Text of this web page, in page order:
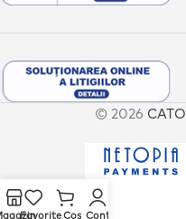
© 2026 CATO
FavoriteCos Cont